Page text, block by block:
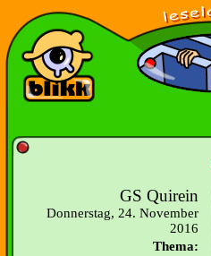
GS Quirein
Donnerstag, 24. November
2016
Thema: